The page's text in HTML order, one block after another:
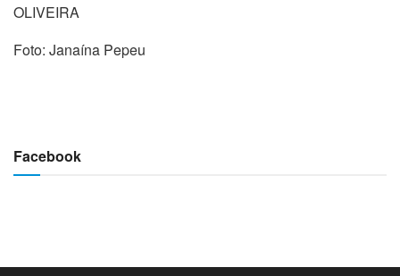
OLIVEIRA
Foto: Janaína Pepeu
Facebook